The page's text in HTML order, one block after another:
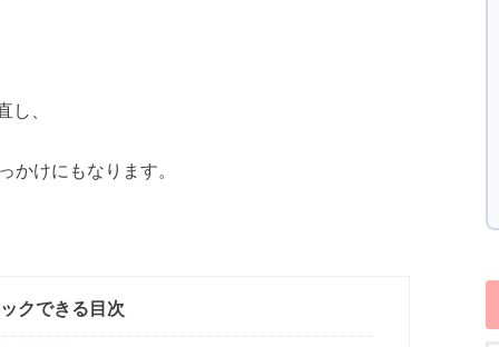
し、
かけにもなります。
クできる目次